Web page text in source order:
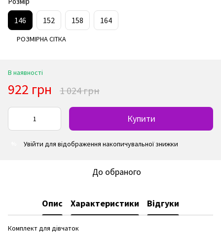
146 152 158 164
РОЗМІРНА СІТКА
В наявності
922 грн 1 024 грн
Купити
Увійти для відображення накопичувальної знижки
До обраного
Опис Характеристики Відгуки
Комплект для дівчаток